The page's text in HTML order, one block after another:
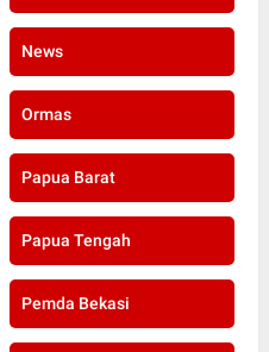
News
Ormas
Papua Barat
Papua Tengah
Pemda Bekasi